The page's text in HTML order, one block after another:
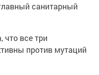
санитарный
все три
против мутаций